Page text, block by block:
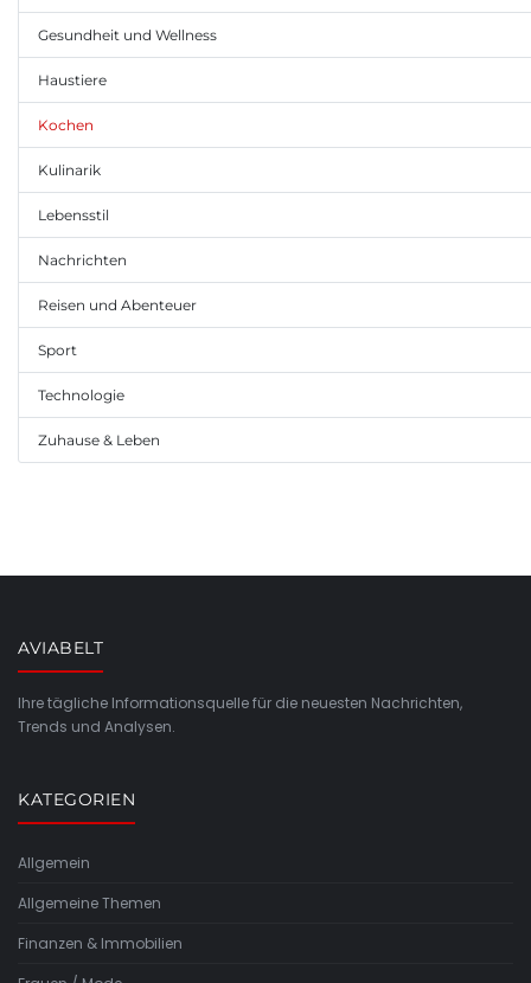
Gesundheit und Wellness
Haustiere
Kochen
Kulinarik
Lebensstil
Nachrichten
Reisen und Abenteuer
Sport
Technologie
Zuhause & Leben
AVIABELT
Ihre tägliche Informationsquelle für die neuesten Nachrichten,
Trends und Analysen.
KATEGORIEN
Allgemein
Allgemeine Themen
Finanzen & Immobilien